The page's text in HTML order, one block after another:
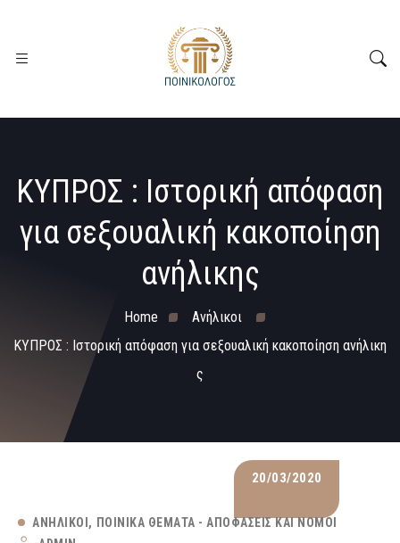
ΚΥΠΡΟΣ : Ιστορική απόφαση
για σεξουαλική κακοποίηση
ανήλικης
Home
Ανήλικοι
ΚΥΠΡΟΣ : Ιστορική απόφαση για σεξουαλική κακοποίηση ανήλικη
ς
20/03/2020
ΑΝΉΛΙΚΟΙ
ΠΟΙΝΙΚΆ ΘΈΜΑΤΑ - ΑΠΟΦΆΣΕΙΣ ΚΑΙ ΝΌΜΟΙ